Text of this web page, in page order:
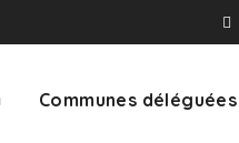
Communes déléguées